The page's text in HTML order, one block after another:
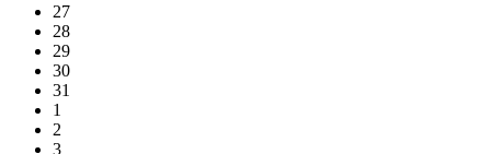
27
28
29
30
31
1
2
3